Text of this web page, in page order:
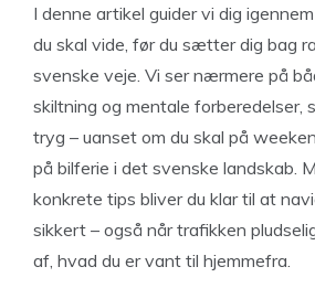
I denne artikel guider vi dig
du skal vide, før du sætter dig bag
svenske veje. Vi ser nærmere på
skiltning og mentale forberedelser,
tryg – uanset om du skal på
på bilferie i det svenske landskab.
konkrete tips bliver du klar til at
sikkert – også når trafikken
af, hvad du er vant til hjemmefra.